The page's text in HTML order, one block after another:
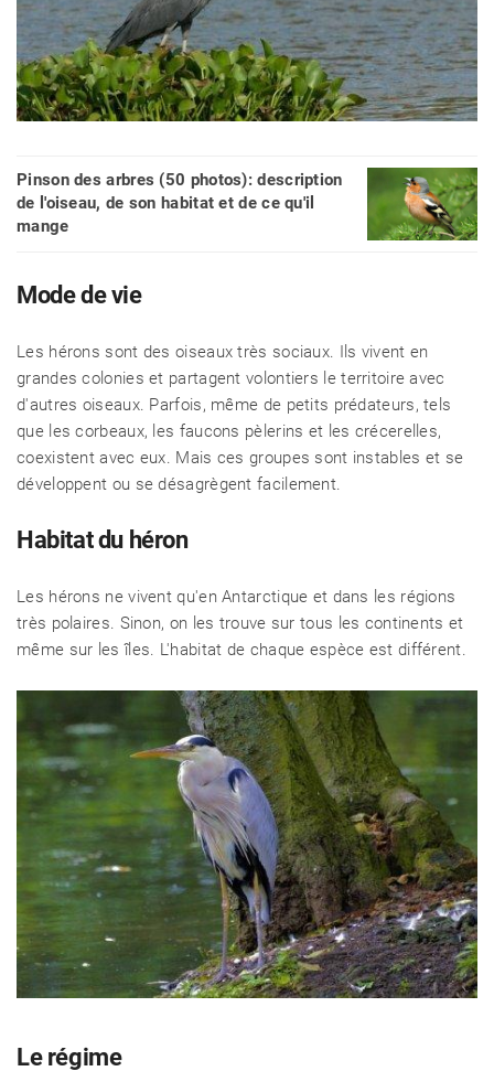
Pinson des arbres (50 photos): description
de l'oiseau, de son habitat et de ce qu'il
mange
Mode de vie
Les hérons sont des oiseaux très sociaux. Ils vivent en
grandes colonies et partagent volontiers le territoire avec
d'autres oiseaux. Parfois, même de petits prédateurs, tels
que les corbeaux, les faucons pèlerins et les crécerelles,
coexistent avec eux. Mais ces groupes sont instables et se
développent ou se désagrègent facilement.
Habitat du héron
Les hérons ne vivent qu'en Antarctique et dans les régions
très polaires. Sinon, on les trouve sur tous les continents et
même sur les îles. L'habitat de chaque espèce est différent.
Le régime